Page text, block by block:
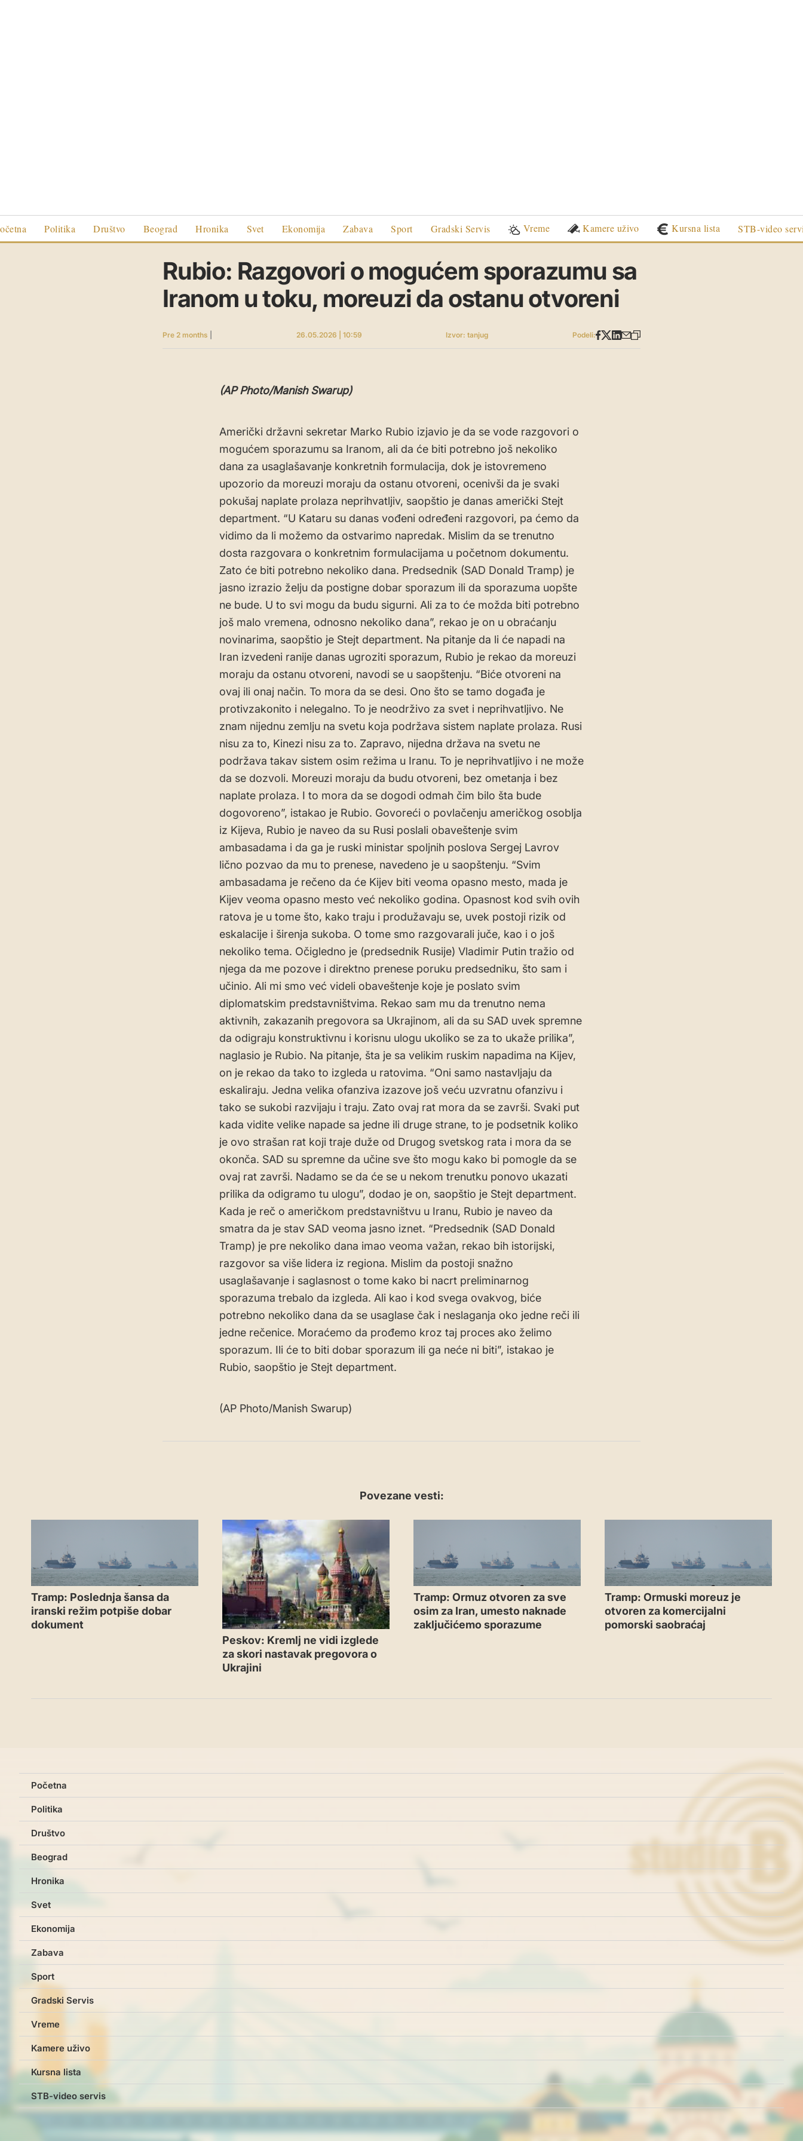
Politika Društvo Beograd Hronika Svet Ekonomija Zabava Sport Gradski Servis Vreme Kamere uživo Kursna lista STB-video
Rubio: Razgovori o mogućem sporazumu sa
Iranom u toku, moreuzi da ostanu otvoreni
Pre 2 months 26.05.2026 | 10:59 Izvor: tanjug Podeli:
(AP Photo/Manish Swarup)
Američki državni sekretar Marko Rubio izjavio je da se vode razgovori o
mogućem sporazumu sa Iranom, ali da će biti potrebno još nekoliko
dana za usaglašavanje konkretnih formulacija, dok je istovremeno
upozorio da moreuzi moraju da ostanu otvoreni, ocenivši da je svaki
pokušaj naplate prolaza neprihvatljiv, saopštio je danas američki Stejt
department. “U Kataru su danas vođeni određeni razgovori, pa ćemo da
vidimo da li možemo da ostvarimo napredak. Mislim da se trenutno
dosta razgovara o konkretnim formulacijama u početnom dokumentu.
Zato će biti potrebno nekoliko dana. Predsednik (SAD Donald Tramp) je
jasno izrazio želju da postigne dobar sporazum ili da sporazuma uopšte
ne bude. U to svi mogu da budu sigurni. Ali za to će možda biti potrebno
još malo vremena, odnosno nekoliko dana”, rekao je on u obraćanju
novinarima, saopštio je Stejt department. Na pitanje da li će napadi na
Iran izvedeni ranije danas ugroziti sporazum, Rubio je rekao da moreuzi
moraju da ostanu otvoreni, navodi se u saopštenju. “Biće otvoreni na
ovaj ili onaj način. To mora da se desi. Ono što se tamo događa je
protivzakonito i nelegalno. To je neodrživo za svet i neprihvatljivo. Ne
znam nijednu zemlju na svetu koja podržava sistem naplate prolaza. Rusi
nisu za to, Kinezi nisu za to. Zapravo, nijedna država na svetu ne
podržava takav sistem osim režima u Iranu. To je neprihvatljivo i ne može
da se dozvoli. Moreuzi moraju da budu otvoreni, bez ometanja i bez
naplate prolaza. I to mora da se dogodi odmah čim bilo šta bude
dogovoreno”, istakao je Rubio. Govoreći o povlačenju američkog osoblja
iz Kijeva, Rubio je naveo da su Rusi poslali obaveštenje svim
ambasadama i da ga je ruski ministar spoljnih poslova Sergej Lavrov
lično pozvao da mu to prenese, navedeno je u saopštenju. “Svim
ambasadama je rečeno da će Kijev biti veoma opasno mesto, mada je
Kijev veoma opasno mesto već nekoliko godina. Opasnost kod svih ovih
ratova je u tome što, kako traju i produžavaju se, uvek postoji rizik od
eskalacije i širenja sukoba. O tome smo razgovarali juče, kao i o još
nekoliko tema. Očigledno je (predsednik Rusije) Vladimir Putin tražio od
njega da me pozove i direktno prenese poruku predsedniku, što sam i
učinio. Ali mi smo već videli obaveštenje koje je poslato svim
diplomatskim predstavništvima. Rekao sam mu da trenutno nema
aktivnih, zakazanih pregovora sa Ukrajinom, ali da su SAD uvek spremne
da odigraju konstruktivnu i korisnu ulogu ukoliko se za to ukaže prilika”,
naglasio je Rubio. Na pitanje, šta je sa velikim ruskim napadima na Kijev,
on je rekao da tako to izgleda u ratovima. “Oni samo nastavljaju da
eskaliraju. Jedna velika ofanziva izazove još veću uzvratnu ofanzivu i
tako se sukobi razvijaju i traju. Zato ovaj rat mora da se završi. Svaki put
kada vidite velike napade sa jedne ili druge strane, to je podsetnik koliko
je ovo strašan rat koji traje duže od Drugog svetskog rata i mora da se
okonča. SAD su spremne da učine sve što mogu kako bi pomogle da se
ovaj rat završi. Nadamo se da će se u nekom trenutku ponovo ukazati
prilika da odigramo tu ulogu”, dodao je on, saopštio je Stejt department.
Kada je reč o američkom predstavništvu u Iranu, Rubio je naveo da
smatra da je stav SAD veoma jasno iznet. “Predsednik (SAD Donald
Tramp) je pre nekoliko dana imao veoma važan, rekao bih istorijski,
razgovor sa više lidera iz regiona. Mislim da postoji snažno
usaglašavanje i saglasnost o tome kako bi nacrt preliminarnog
sporazuma trebalo da izgleda. Ali kao i kod svega ovakvog, biće
potrebno nekoliko dana da se usaglase čak i neslaganja oko jedne reči ili
jedne rečenice. Moraćemo da prođemo kroz taj proces ako želimo
sporazum. Ili će to biti dobar sporazum ili ga neće ni biti”, istakao je
Rubio, saopštio je Stejt department.
(AP Photo/Manish Swarup)
Povezane vesti:
Tramp: Poslednja šansa da
iranski režim potpiše dobar
dokument
Peskov: Kremlj ne vidi izglede
za skori nastavak pregovora o
Ukrajini
Tramp: Ormuz otvoren za sve
osim za Iran, umesto naknade
zaključićemo sporazume
Tramp: Ormuski moreuz je
otvoren za komercijalni
pomorski saobraćaj
Početna
Politika
Društvo
Beograd
Hronika
Svet
Ekonomija
Zabava
Sport
Gradski Servis
Vreme
Kamere uživo
Kursna lista
STB-video servis